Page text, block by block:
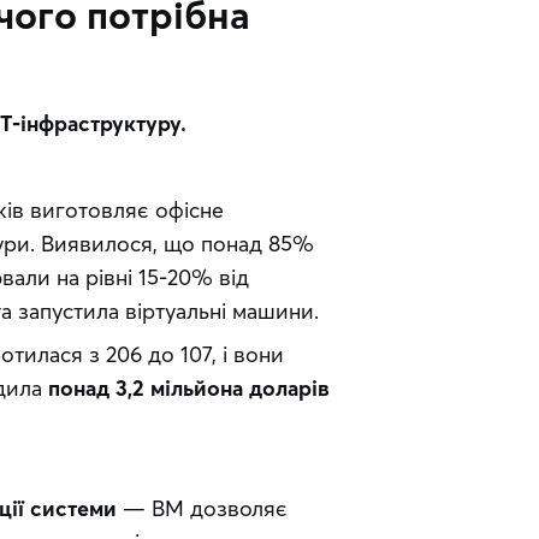
потрібна
інфраструктуру.
виготовляє офісне
Виявилося, що понад 85%
на рівні 15-20% від
запустила віртуальні машини.
з 206 до 107, і вони
понад 3,2 мільйона доларів
системи — ВМ дозволяє